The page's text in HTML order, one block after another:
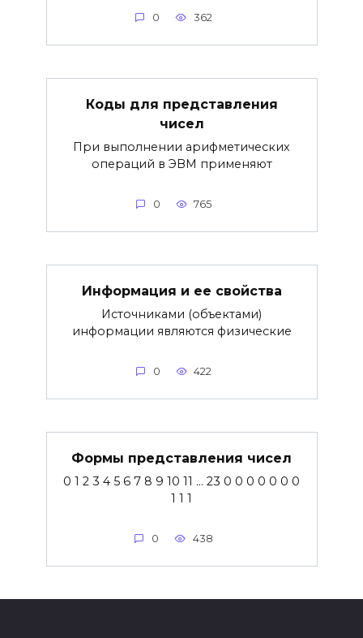
0 362
Коды для представления
чисел
При выполнении арифметических
операций в ЭВМ применяют
0 765
Информация и ее свойства
Источниками (объектами)
информации являются физические
0 422
Формы представления чисел
0 1 2 3 4 5 6 7 8 9 10 11 … 23 0 0 0 0 0 0 0
1 1 1
0 438